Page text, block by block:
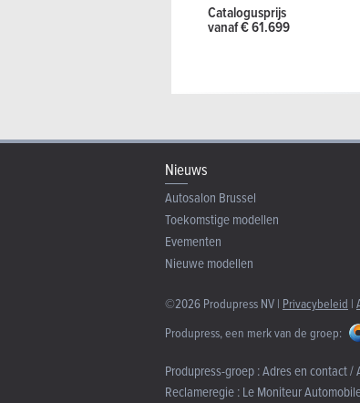
Catalogusprijs
vanaf € 61.699
Nieuws
Autosalon Brussel
Toekomstige modellen
Evementen
Nieuwe modellen
©2026 Produpress NV | Privacybeleid |
Produpress, een merk van de groep:
Produpress-groep :Adres en contact /
Reclameregie :Le Moniteur